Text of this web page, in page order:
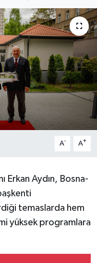
A- A+
Erkan Aydın, Bosna-
temaslarda hem
yüksek programlara